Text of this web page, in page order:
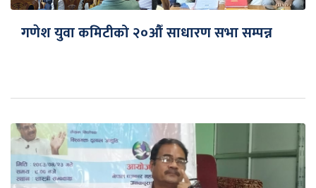
गणेश युवा कमिटीको २०औँ साधारण सभा सम्पन्न